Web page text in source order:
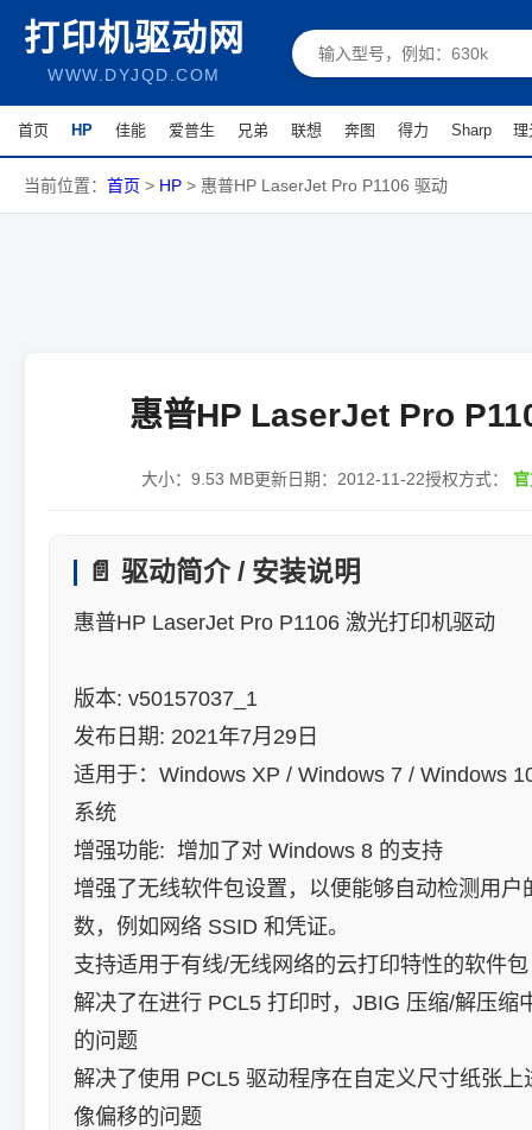
打印机驱动网
WWW.DYJQD.COM
首页 HP 佳能 爱普生 兄弟 联想 奔图 得力 Sharp 理
当前位置： 首页 > HP > 惠普HP LaserJet Pro P1106 驱动
惠普HP LaserJet Pro
大小： 9.53 MB更新日期： 2012-11-22授权方式：
📄 驱动简介 / 安装说明
惠普HP LaserJet Pro P1106 激光打印机驱动
版本: v50157037_1
发布日期: 2021年7月29日
适用于：Windows XP / Windows 7 / Windows
系统
增强功能: 增加了对 Windows 8 的支持
增强了无线软件包设置，以便能够自动检测用户
数，例如网络 SSID 和凭证。
支持适用于有线/无线网络的云打印特性的软件包
解决了在进行 PCL5 打印时，JBIG 压缩/解压缩
的问题
解决了使用 PCL5 驱动程序在自定义尺寸纸张上
像偏移的问题